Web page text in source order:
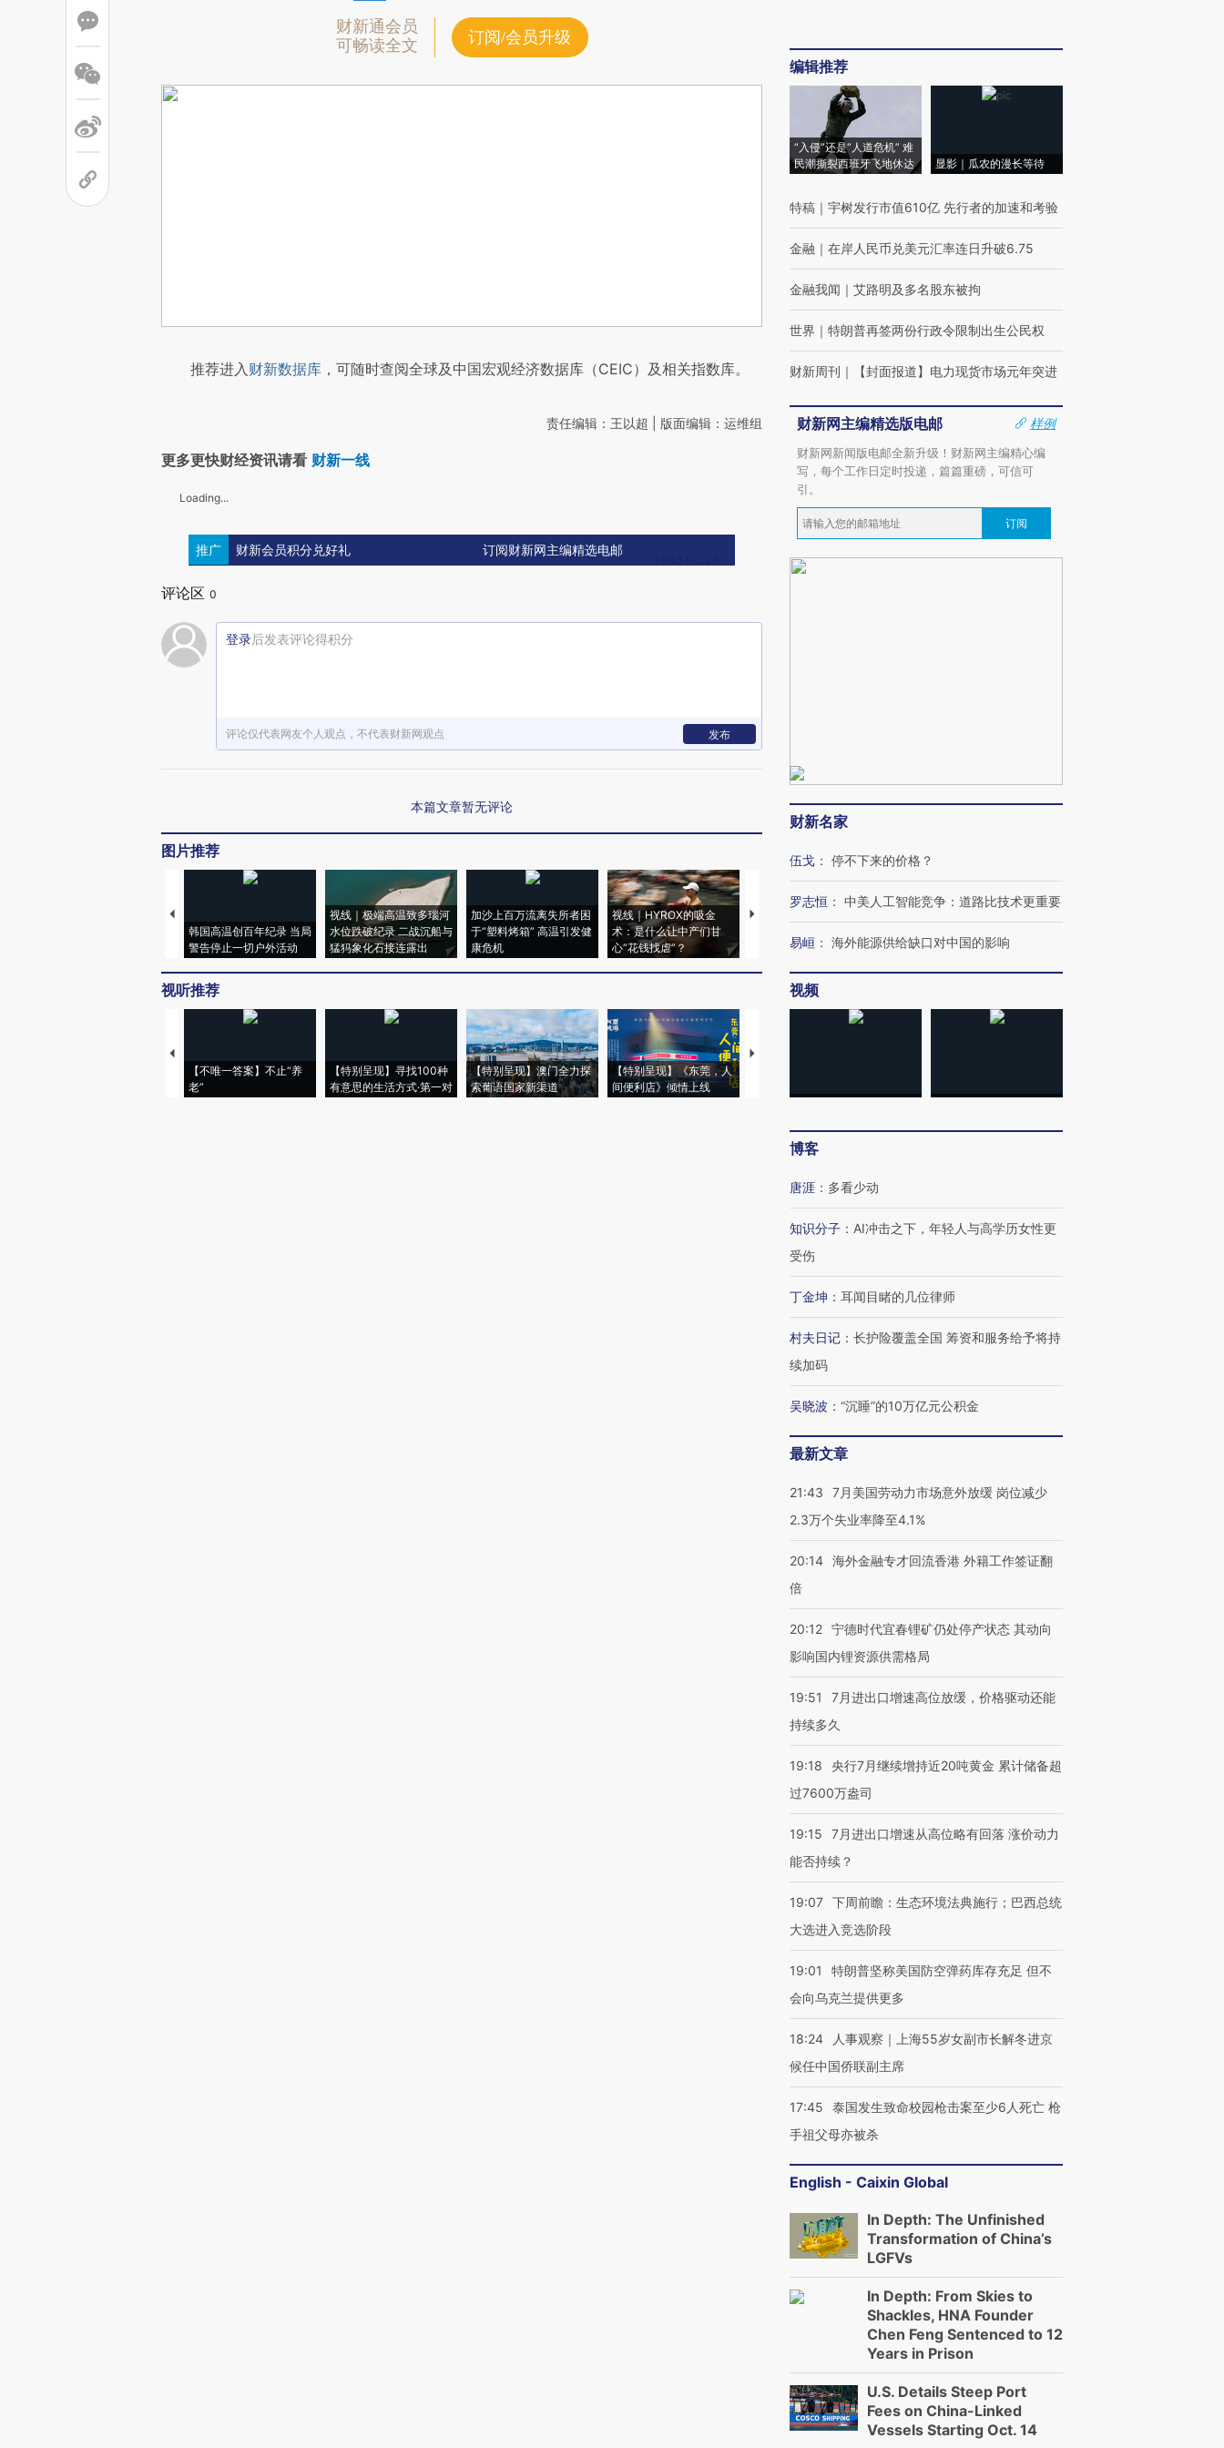
财新通会员
可畅读全文
订阅/会员升级
推荐进入财新数据库 ，可随时查阅全球及中国宏观经济数据库（CEIC）及相关指数库。
责任编辑：王以超 | 版面编辑：运维组
更多更快财经资讯请看 财新一线
Loading...
推广 财新会员积分兑好礼 订阅财新网主编精选电邮
评论区 0
登录后发表评论得积分
评论仅代表网友个人观点，不代表财新网观点 发布
本篇文章暂无评论
图片推荐
韩国高温创百年纪录 当局
警告停止一切户外活动
视线｜极端高温致多瑙河
水位跌破纪录 二战沉船与
猛犸象化石接连露出
加沙上百万流离失所者困
于“塑料烤箱” 高温引发健
康危机
视线｜HYROX的吸金
术：是什么让中产们甘
心“花钱找虐”？
马航飞行员跨国走私7万
育部长拱下台
视听推荐
【不唯一答案】不止“养
老”
【特别呈现】寻找100种
有意思的生活方式·第一对
【特别呈现】澳门全力探
索葡语国家新渠道
【特别呈现】《东莞，人
间便利店》倾情上线
【推广】走进第四届链博
编辑推荐
“入侵”还是“人道危机” 难
民潮撕裂西班牙飞地休达
显影｜瓜农的漫长等待
特稿 ｜ 宇树发行市值610亿 先行者的加速和考验
金融 ｜ 在岸人民币兑美元汇率连日升破6.75
金融我闻 ｜ 艾路明及多名股东被拘
世界 ｜ 特朗普再签两份行政令限制出生公民权
财新周刊 ｜ 【封面报道】电力现货市场元年突进
财新网主编精选版电邮
样例
财新网新闻版电邮全新升级！财新网主编精心编
写，每个工作日定时投递，篇篇重磅，可信可
引。
订阅
财新名家
伍戈 ： 停不下来的价格？
罗志恒 ： 中美人工智能竞争：道路比技术更重要
易峘 ： 海外能源供给缺口对中国的影响
视频
博客
唐涯 ： 多看少动
知识分子 ： AI冲击之下，年轻人与高学历女性更
受伤
丁金坤 ： 耳闻目睹的几位律师
村夫日记 ： 长护险覆盖全国 筹资和服务给予将持
续加码
吴晓波 ： “沉睡”的10万亿元公积金
最新文章
21:43
7月美国劳动力市场意外放缓 岗位减少
2.3万个失业率降至4.1%
20:14 海外金融专才回流香港 外籍工作签证翻
倍
20:12 宁德时代宜春锂矿仍处停产状态 其动向
影响国内锂资源供需格局
19:51
7月进出口增速高位放缓，价格驱动还能
持续多久
19:18
央行7月继续增持近20吨黄金 累计储备超
过7600万盎司
19:15
7月进出口增速从高位略有回落 涨价动力
能否持续？
19:07 下周前瞻：生态环境法典施行；巴西总统
大选进入竞选阶段
19:01
特朗普坚称美国防空弹药库存充足 但不
会向乌克兰提供更多
18:24
人事观察｜上海55岁女副市长解冬进京
候任中国侨联副主席
17:45
泰国发生致命校园枪击案至少6人死亡 枪
手祖父母亦被杀
English - Caixin Global
In Depth: The Unfinished
Transformation of China’s
LGFVs
In Depth: From Skies to
Shackles, HNA Founder
Chen Feng Sentenced to 12
Years in Prison
U.S. Details Steep Port
Fees on China-Linked
Vessels Starting Oct. 14